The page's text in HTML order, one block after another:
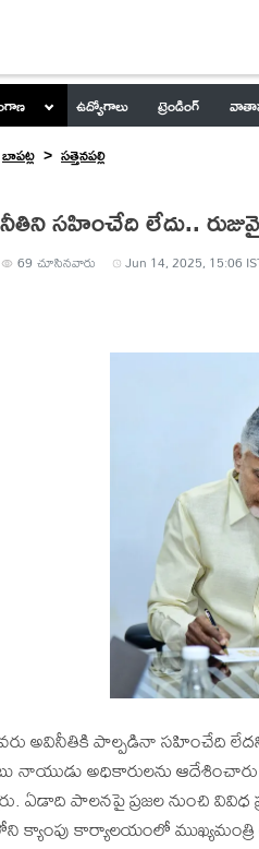
ఉద్యోగాలు ట్రెండింగ్
బాపట్ల సత్తెనపల్లి
సహించేది లేదు..
69 చూసినవారు Jun 14, 2025, 15:06
అవినీతికి పాల్పడినా సహించేది
అధికారులను ఆదేశించారు.
ఏడాది పాలనపై ప్రజల నుంచి వివిధ
క్యాంపు కార్యాలయంలో